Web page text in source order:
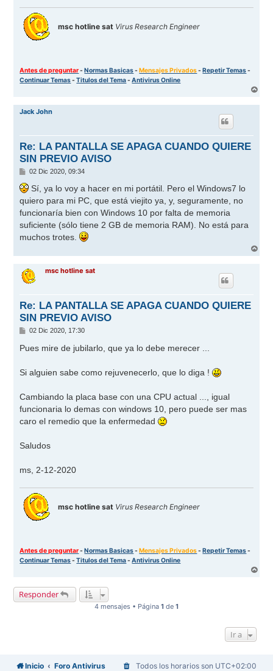
msc hotline sat Virus Research Engineer
Antes de preguntar-Normas Basicas-Mensajes Privados-Repetir Temas-
Continuar Temas-Titulos del Tema-Antivirus Online
r
Jack John
Re: LA PANTALLA SE APAGA CUANDO QUIERE
SIN PREVIO AVISO
M
n
s
a
j
e
02 Dic 2020, 09:34
Sí, ya lo voy a hacer en mi portátil. Pero el Windows7 lo
quiero para mi PC, que está viejito ya, y, seguramente, no
funcionaría bien con Windows 10 por falta de memoria
suficiente (sólo tiene 2 GB de memoria RAM). No está para
muchos trotes.
r
msc hotline sat
Re: LA PANTALLA SE APAGA CUANDO QUIERE
SIN PREVIO AVISO
M
n
s
j
e
02 Dic 2020, 17:30
Pues mire de jubilarlo, que ya lo debe merecer ...
Si alguien sabe como rejuvenecerlo, que lo diga !
Cambiando la placa base con una CPU actual ..., igual
funcionaria lo demas con windows 10, pero puede ser mas
caro el remedio que la enfermedad
Saludos
ms, 2-12-2020
msc hotline sat Virus Research Engineer
Antes de preguntar-Normas Basicas-Mensajes Privados-Repetir Temas-
Continuar Temas-Titulos del Tema-Antivirus Online
Responder
4 mensajes • Página 1 de 1
Ir a
Inicio Foro Antivirus Todos los horarios son UTC+02:00